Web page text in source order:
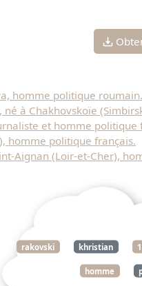
homme politique roumain.
à Chakhovskoïe
et homme politique
homme politique français.
Aignan (Loir-et-Cher),
rakovski khristian
homme